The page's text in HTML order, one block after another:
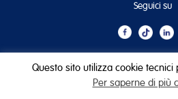
Seguici su
Questo sito utilizza cookie tecnici
Per saperne di più